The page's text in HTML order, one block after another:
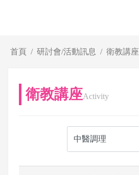
首頁 研討會/活動訊息 衛教講座
衛教講座Activity